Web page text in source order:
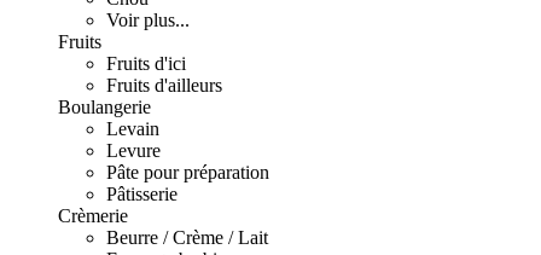
Voir plus...
Fruits
Fruits d'ici
Fruits d'ailleurs
Boulangerie
Levain
Levure
Pâte pour préparation
Pâtisserie
Crèmerie
Beurre / Crème / Lait